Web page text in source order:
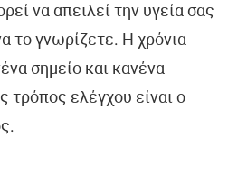
να απειλεί την υγεία σας
το γνωρίζετε. Η χρόνια
σημείο και κανένα
τρόπος ελέγχου είναι ο